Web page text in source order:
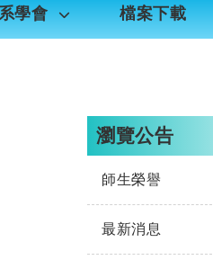
系學會 檔案下載
瀏覽公告
師生榮譽
最新消息